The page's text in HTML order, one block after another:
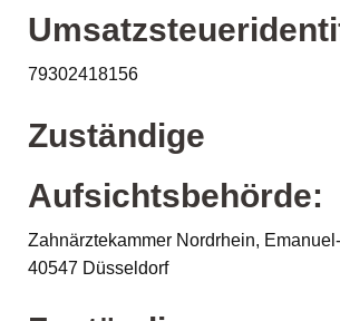
79302418156
Zuständige
Aufsichtsbehörde:
Zahnärztekammer Nordrhein,
40547 Düsseldorf